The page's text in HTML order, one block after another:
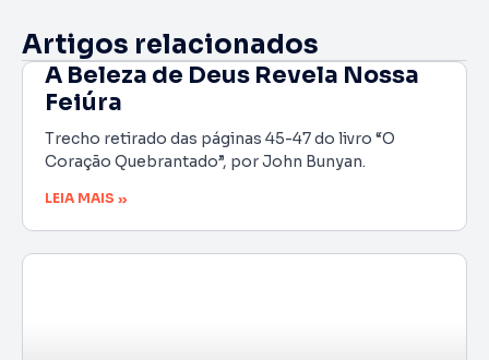
Artigos relacionados
A Beleza de Deus Revela Nossa
Feiúra
Trecho retirado das páginas 45-47 do livro “O
Coração Quebrantado”, por John Bunyan.
LEIA MAIS »